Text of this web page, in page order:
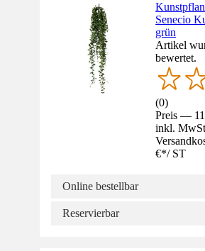
Senecio
grün
Artikel
bewertet.
(0)
Preis —
inkl.
€*/ ST
Online bestellbar
Reservierbar